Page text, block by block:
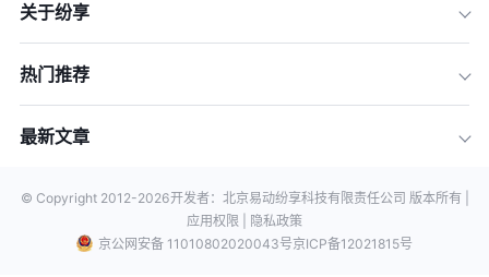
关于纷享
热门推荐
最新文章
© Copyright 2012-2026开发者：北京易动纷享科技有限责任公司 版本所有 |
应用权限 |
隐私政策
京公网安备 11010802020043号京ICP备12021815号